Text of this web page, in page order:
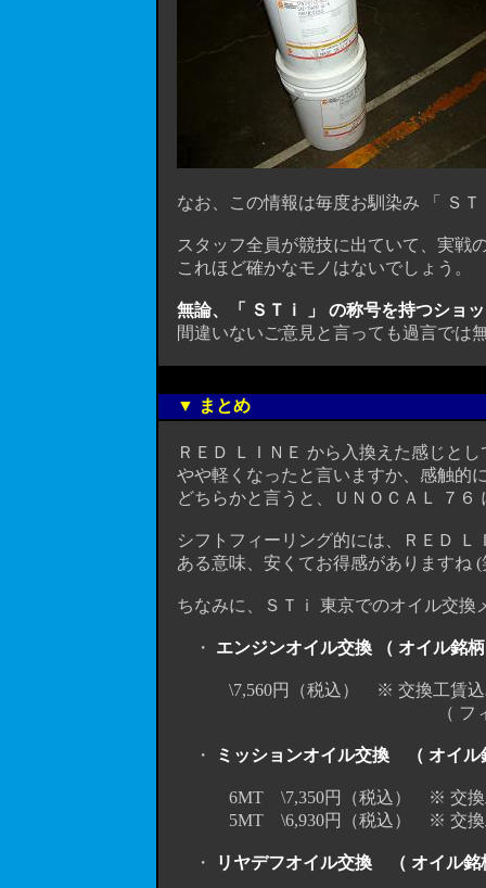
なお、この情報は毎度お馴染み 「 Ｓ
スタッフ全員が競技に出ていて、実戦
これほど確かなモノはないでしょう。
無論、「 ＳＴｉ 」 の称号を持つショ
間違いないご意見と言っても過言では
▼ まとめ
ＲＥＤ ＬＩＮＥ から入換えた感じとし
やや軽くなったと言いますか、感触的
どちらかと言うと、ＵＮＯＣＡＬ ７６
シフトフィーリング的には、ＲＥＤ Ｌ
ある意味、安くてお得感がありますね (
ちなみに、ＳＴｉ 東京でのオイル交換
・ エンジンオイル交換 （ オイル銘
\7,560円（税込） ※ 交換工賃込
（ フィルター交換の場合
・ ミッションオイル交換 （ オイル
6MT \7,350円（税込） ※ 交換
5MT \6,930円（税込） ※ 交換
・ リヤデフオイル交換 （ オイル銘